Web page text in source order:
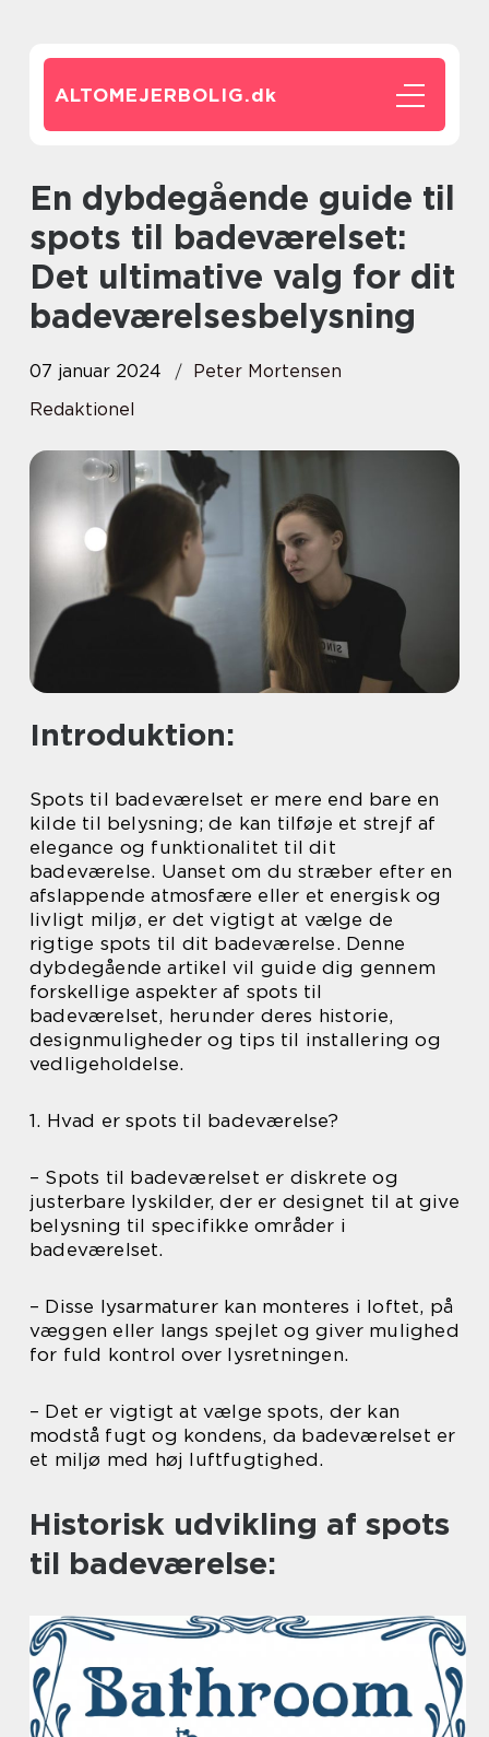
ALTOMEJERBOLIG.dk
En dybdegående guide til
spots til badeværelset:
Det ultimative valg for dit
badeværelsesbelysning
07 januar 2024
Peter Mortensen
Redaktionel
Introduktion:
Spots til badeværelset er mere end bare en
kilde til belysning; de kan tilføje et strejf af
elegance og funktionalitet til dit
badeværelse. Uanset om du stræber efter en
afslappende atmosfære eller et energisk og
livligt miljø, er det vigtigt at vælge de
rigtige spots til dit badeværelse. Denne
dybdegående artikel vil guide dig gennem
forskellige aspekter af spots til
badeværelset, herunder deres historie,
designmuligheder og tips til installering og
vedligeholdelse.
1. Hvad er spots til badeværelse?
– Spots til badeværelset er diskrete og
justerbare lyskilder, der er designet til at give
belysning til specifikke områder i
badeværelset.
– Disse lysarmaturer kan monteres i loftet, på
væggen eller langs spejlet og giver mulighed
for fuld kontrol over lysretningen.
– Det er vigtigt at vælge spots, der kan
modstå fugt og kondens, da badeværelset er
et miljø med høj luftfugtighed.
Historisk udvikling af spots
til badeværelse: